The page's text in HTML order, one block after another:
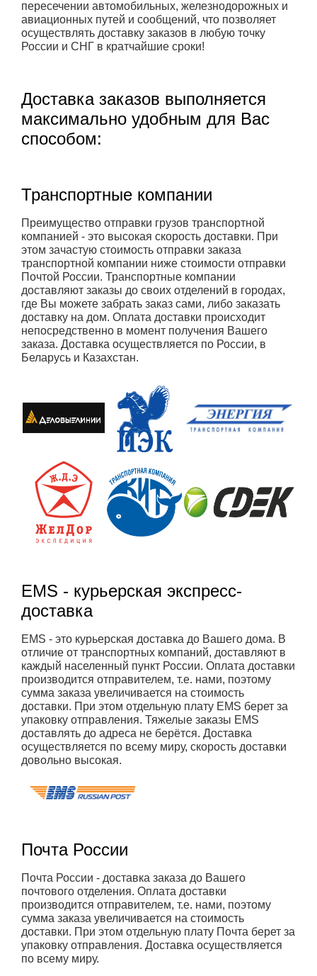
пересечении автомобильных, железнодорожных и
авиационных путей и сообщений, что позволяет
осуществлять доставку заказов в любую точку
России и СНГ в кратчайшие сроки!
Доставка заказов выполняется
максимально удобным для Вас
способом:
Транспортные компании
Преимущество отправки грузов транспортной
компанией - это высокая скорость доставки. При
этом зачастую стоимость отправки заказа
транспортной компании ниже стоимости отправки
Почтой России. Транспортные компании
доставляют заказы до своих отделений в городах,
где Вы можете забрать заказ сами, либо заказать
доставку на дом. Оплата доставки происходит
непосредственно в момент получения Вашего
заказа. Доставка осуществляется по России, в
Беларусь и Казахстан.
EMS - курьерская экспресс-
доставка
EMS - это курьерская доставка до Вашего дома. В
отличие от транспортных компаний, доставляют в
каждый населенный пункт России. Оплата доставки
производится отправителем, т.е. нами, поэтому
сумма заказа увеличивается на стоимость
доставки. При этом отдельную плату EMS берет за
упаковку отправления. Тяжелые заказы EMS
доставлять до адреса не берётся. Доставка
осуществляется по всему миру, скорость доставки
довольно высокая.
Почта России
Почта России - доставка заказа до Вашего
почтового отделения. Оплата доставки
производится отправителем, т.е. нами, поэтому
сумма заказа увеличивается на стоимость
доставки. При этом отдельную плату Почта берет за
упаковку отправления. Доставка осуществляется
по всему миру.